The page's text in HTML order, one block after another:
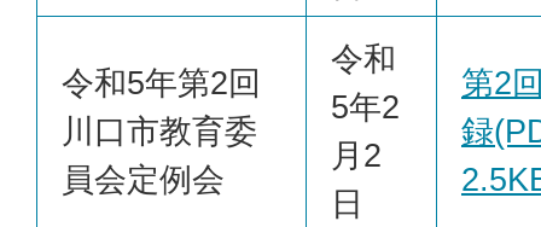
令和5年第2回
川口市教育委
員会定例会
令和
5年2
月2
日
第2
録